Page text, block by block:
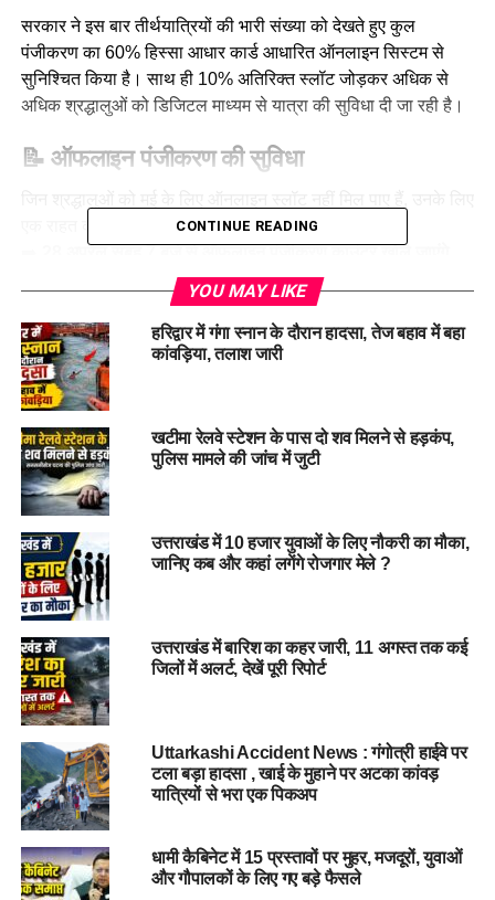
सरकार ने इस बार तीर्थयात्रियों की भारी संख्या को देखते हुए कुल
पंजीकरण का 60% हिस्सा आधार कार्ड आधारित ऑनलाइन सिस्टम से
सुनिश्चित किया है। साथ ही 10% अतिरिक्त स्लॉट जोड़कर अधिक से
अधिक श्रद्धालुओं को डिजिटल माध्यम से यात्रा की सुविधा दी जा रही है।
📝 ऑफलाइन पंजीकरण की सुविधा
जिससे वे निर्धारित प्रक्रिया के तहत यात्रा की अनुमति प्राप्त कर सकेंगे।
🔢अब तक के पंजीकरण आंकड़े (अप्रैल 2025
तक):
पंजीकरण संख्या
केदारनाथ
बदरीनाथ
6.01 लाख
गंगोत्री
3.55 लाख
यमुनोत्री
हेमकुंड साहिब
34,633
कुल योग
20 लाख+
RELATED TOPICS: #DEHRADUNNEWS
CHAR DHAM YATRA
UTTARAKHAND
UTTARAKHAND GOVERNMENT
UP NEXT
सेलाकुई हादसा: तेज रफ्तार कार ने मचाया कहर, 10 छात्र घायल –
तीन की हालत गंभीर….
DON'T MISS
CONTINUE READING
YOU MAY LIKE
हरिद्वार में गंगा स्नान के दौरान हादसा, तेज बहाव में बहा
कांवड़िया, तलाश जारी
खटीमा रेलवे स्टेशन के पास दो शव मिलने से हड़कंप,
पुलिस मामले की जांच में जुटी
उत्तराखंड में 10 हजार युवाओं के लिए नौकरी का मौका,
जानिए कब और कहां लगेंगे रोजगार मेले ?
उत्तराखंड में बारिश का कहर जारी, 11 अगस्त तक कई
जिलों में अलर्ट, देखें पूरी रिपोर्ट
Uttarkashi Accident News : गंगोत्री हाईवे पर
टला बड़ा हादसा , खाई के मुहाने पर अटका कांवड़
यात्रियों से भरा एक पिकअप
धामी कैबिनेट में 15 प्रस्तावों पर मुहर, मजदूरों, युवाओं
और गौपालकों के लिए गए बड़े फैसले